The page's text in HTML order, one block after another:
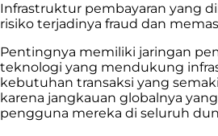
Infrastruktur pembayaran yang
risiko terjadinya fraud dan
Pentingnya memiliki jaringan
teknologi yang mendukung
kebutuhan transaksi yang
karena jangkauan globalnya
pengguna mereka di seluruh